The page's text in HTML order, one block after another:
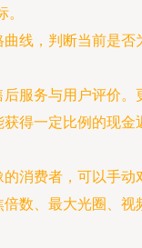
曲线，判断当前是否
后服务与用户评价。
得一定比例的现金
的消费者，可以手动
数、最大光圈、视